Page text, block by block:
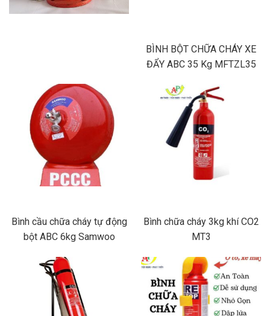
BÌNH BỘT CHỮA CHÁY XE
ĐẨY ABC 35 Kg MFTZL35
Bình cầu chữa cháy tự động
bột ABC 6kg Samwoo
Bình chữa cháy 3kg khí CO2
MT3